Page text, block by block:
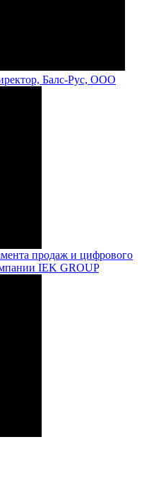
Балс-Рус, ООО
продаж и цифрового
IEK GROUP